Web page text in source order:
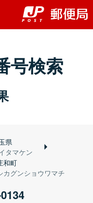
号検索
県
タマケン
和町
カグンショウワマチ